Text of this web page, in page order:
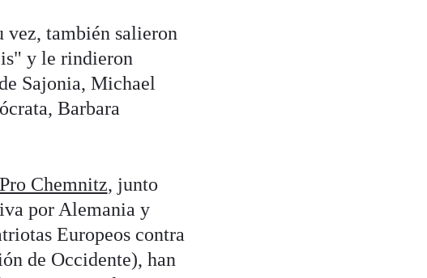
vez, también salieron
y le rindieron
Sajonia, Michael
Barbara
Pro Chemnitz, junto
por Alemania y
Europeos contra
de Occidente), han